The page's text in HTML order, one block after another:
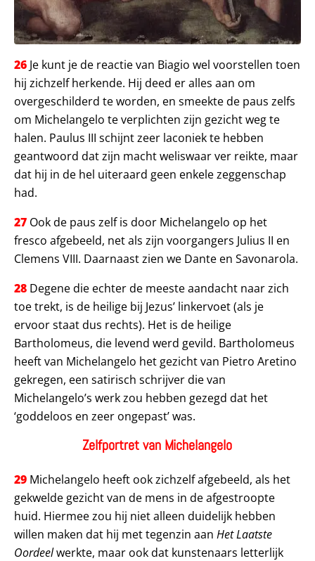
26 Je kunt je de reactie van Biagio wel voorstellen toen
hij zichzelf herkende. Hij deed er alles aan om
overgeschilderd te worden, en smeekte de paus zelfs
om Michelangelo te verplichten zijn gezicht weg te
halen. Paulus III schijnt zeer laconiek te hebben
geantwoord dat zijn macht weliswaar ver reikte, maar
dat hij in de hel uiteraard geen enkele zeggenschap
had.
27 Ook de paus zelf is door Michelangelo op het
fresco afgebeeld, net als zijn voorgangers Julius II en
Clemens VIII. Daarnaast zien we Dante en Savonarola.
28 Degene die echter de meeste aandacht naar zich
toe trekt, is de heilige bij Jezus’ linkervoet (als je
ervoor staat dus rechts). Het is de heilige
Bartholomeus, die levend werd gevild. Bartholomeus
heeft van Michelangelo het gezicht van Pietro Aretino
gekregen, een satirisch schrijver die van
Michelangelo’s werk zou hebben gezegd dat het
‘goddeloos en zeer ongepast’ was.
Zelfportret van Michelangelo
29 Michelangelo heeft ook zichzelf afgebeeld, als het
gekwelde gezicht van de mens in de afgestroopte
huid. Hiermee zou hij niet alleen duidelijk hebben
willen maken dat hij met tegenzin aan Het Laatste
Oordeelwerkte, maar ook dat kunstenaars letterlijk